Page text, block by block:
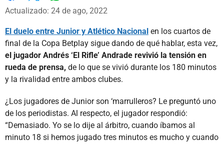
Facebook
X
Actualizado: 24 de ago, 2022
El duelo entre Junior y Atlético Nacional en los cuartos de
final de la Copa Betplay sigue dando de qué hablar, esta vez,
el jugador Andrés ‘El Rifle’ Andrade revivió la tensión en
rueda de prensa, de lo que se vivió durante los 180 minutos
y la rivalidad entre ambos clubes.
¿Los jugadores de Junior son ‘marrulleros? Le preguntó uno
de los periodistas. Al respecto, el jugador respondió:
“Demasiado. Yo se lo dije al árbitro, cuando íbamos al
minuto 18 si hemos jugado tres minutos es mucho y cuando